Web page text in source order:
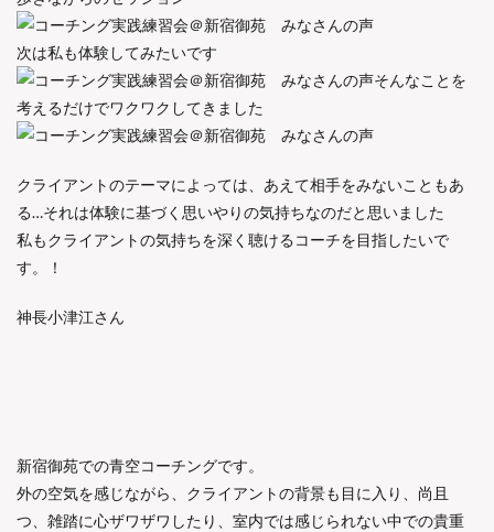
次は私も体験してみたいです
そんなことを
考えるだけでワクワクしてきました
クライアントのテーマによっては、あえて相手をみないこともあ
る…それは体験に基づく思いやりの気持ちなのだと思いました
私もクライアントの気持ちを深く聴けるコーチを目指したいで
す。！
神長小津江さん
新宿御苑での青空コーチングです。
外の空気を感じながら、クライアントの背景も目に入り、尚且
つ、雑踏に心ザワザワしたり、室内では感じられない中での貴重